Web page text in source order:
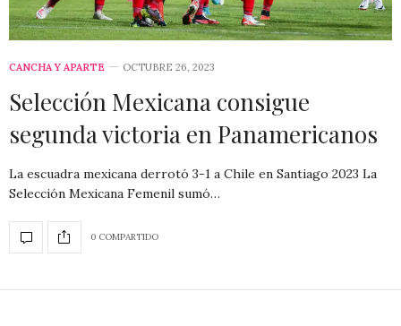
CANCHA Y APARTE OCTUBRE 26, 2023
Selección Mexicana consigue
segunda victoria en Panamericanos
La escuadra mexicana derrotó 3-1 a Chile en Santiago 2023 La
Selección Mexicana Femenil sumó…
0 COMPARTIDO